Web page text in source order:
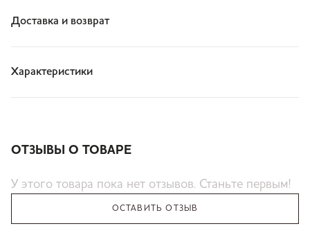
Доставка и возврат
Характеристики
ОТЗЫВЫ О ТОВАРЕ
У этого товара пока нет отзывов. Станьте первым!
ОСТАВИТЬ ОТЗЫВ